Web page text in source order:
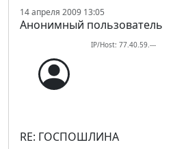
14 апреля 2009 13:05
Анонимный пользователь
IP/Host: 77.40.59.---
RE: ГОСПОШЛИНА